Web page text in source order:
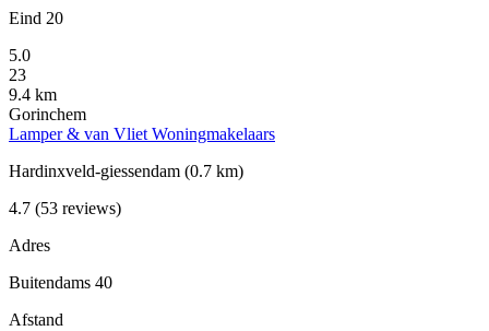
Eind 20
5.0
23
9.4 km
Gorinchem
Lamper & van Vliet Woningmakelaars
Hardinxveld-giessendam (0.7 km)
4.7 (53 reviews)
Adres
Buitendams 40
Afstand